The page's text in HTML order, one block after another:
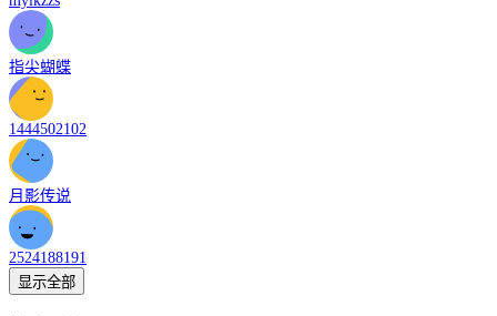
指尖蝴蝶
1444502102
月影传说
2524188191
显示全部